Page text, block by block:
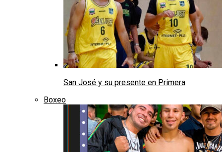
San José y su presente en Primera
Boxeo